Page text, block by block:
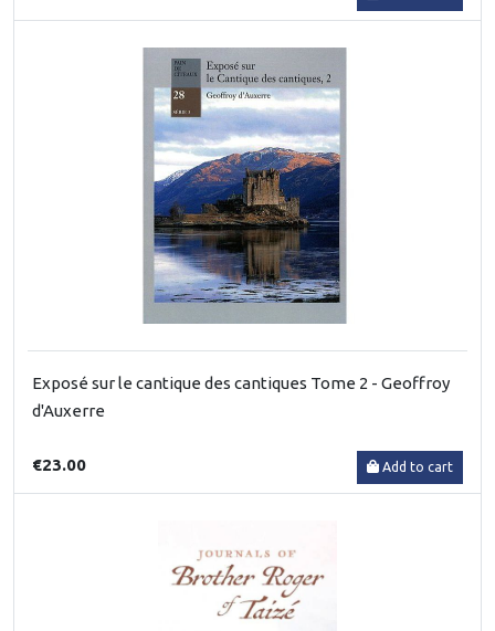
Exposé sur le cantique des cantiques Tome 2 - Geoffroy
d'Auxerre
€23.00 Add to cart